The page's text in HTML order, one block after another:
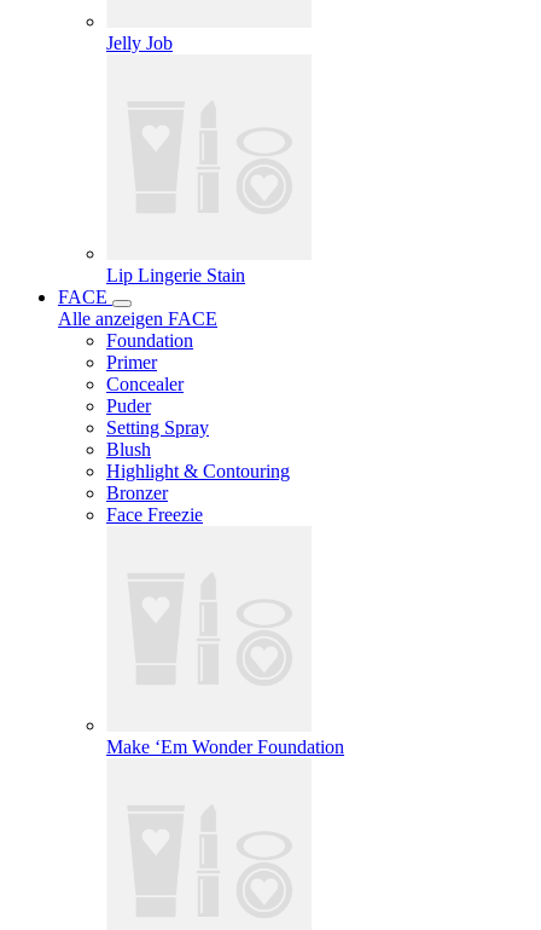
Jelly Job
Lip Lingerie Stain
FACE
Alle anzeigen FACE
Foundation
Primer
Concealer
Puder
Setting Spray
Blush
Highlight & Contouring
Bronzer
Face Freezie
Make ‘Em Wonder Foundation